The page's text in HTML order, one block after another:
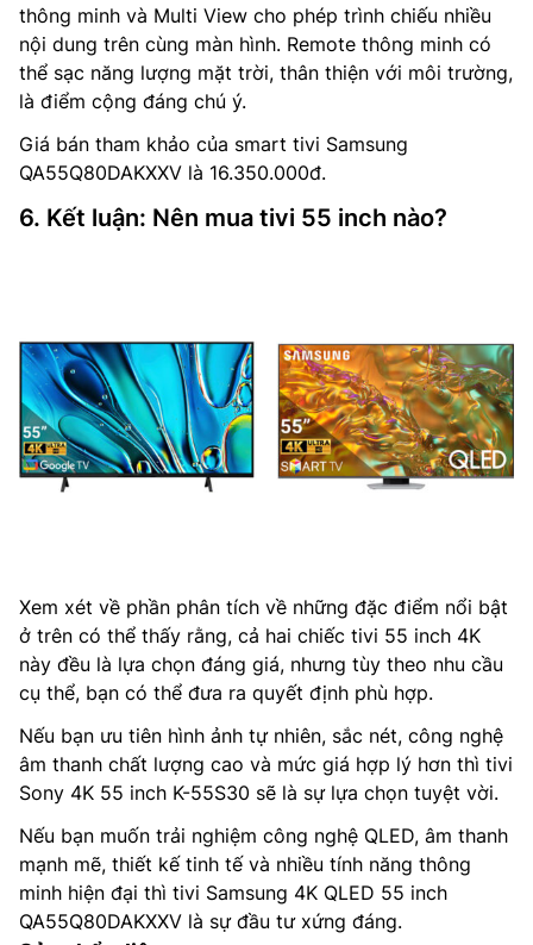
thông minh và Multi View cho phép trình chiếu nhiều
nội dung trên cùng màn hình. Remote thông minh có
thể sạc năng lượng mặt trời, thân thiện với môi trường,
là điểm cộng đáng chú ý.
Giá bán tham khảo của smart tivi Samsung
QA55Q80DAKXXV là 16.350.000đ.
6. Kết luận: Nên mua tivi 55 inch nào?
Xem xét về phần phân tích về những đặc điểm nổi bật
ở trên có thể thấy rằng, cả hai chiếc tivi 55 inch 4K
này đều là lựa chọn đáng giá, nhưng tùy theo nhu cầu
cụ thể, bạn có thể đưa ra quyết định phù hợp.
Nếu bạn ưu tiên hình ảnh tự nhiên, sắc nét, công nghệ
âm thanh chất lượng cao và mức giá hợp lý hơn thì tivi
Sony 4K 55 inch K-55S30 sẽ là sự lựa chọn tuyệt vời.
Nếu bạn muốn trải nghiệm công nghệ QLED, âm thanh
mạnh mẽ, thiết kế tinh tế và nhiều tính năng thông
minh hiện đại thì tivi Samsung 4K QLED 55 inch
QA55Q80DAKXXV là sự đầu tư xứng đáng.